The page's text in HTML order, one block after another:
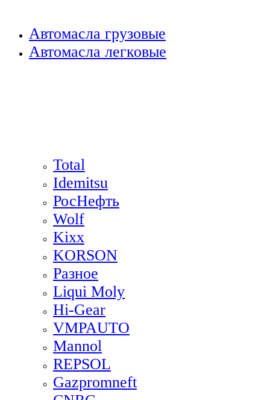
Автомасла грузовые
Автомасла легковые
Total
Idemitsu
РосНефть
Wolf
Kixx
KORSON
Разное
Liqui Moly
Hi-Gear
VMPAUTO
Mannol
REPSOL
Gazpromneft